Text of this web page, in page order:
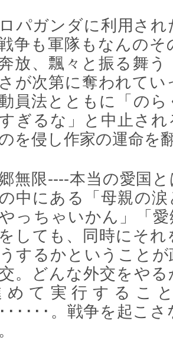
ロパガンダに利用さ
も軍隊もなんのそ
放、飄々と振る舞
が次第に奪われてい
員法とともに「の
ぎるな」と中止さ
を侵し作家の運命を
郷無限----本当の愛国
中にある「母親の
っちゃいかん」「
しても、同時にそ
するかということ
。どんな外交をや
めて実行するこ
･･････ 。戦争を起こ